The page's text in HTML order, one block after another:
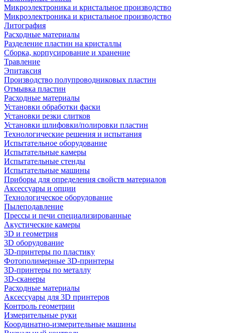
Микроэлектроника и кристальное производство
Микроэлектроника и кристальное производство
Литография
Расходные материалы
Разделение пластин на кристаллы
Сборка, корпусирование и хранение
Травление
Эпитаксия
Производство полупроводниковых пластин
Отмывка пластин
Расходные материалы
Установки обработки фаски
Установки резки слитков
Установки шлифовки/полировки пластин
Технологические решения и испытания
Испытательное оборудование
Испытательные камеры
Испытательные стенды
Испытательные машины
Приборы для определения свойств материалов
Аксессуары и опции
Технологическое оборудование
Пылеподавление
Прессы и печи специализированные
Акустические камеры
3D и геометрия
3D оборудование
3D-принтеры по пластику
Фотополимерные 3D-принтеры
3D-принтеры по металлу
3D-сканеры
Расходные материалы
Аксессуары для 3D принтеров
Контроль геометрии
Измерительные руки
Координатно-измерительные машины